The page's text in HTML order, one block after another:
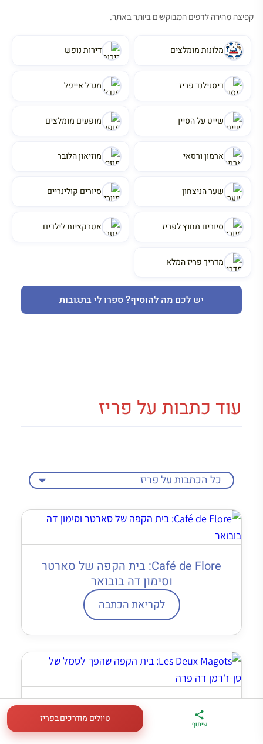
קפיצה מהירה לדפים המבוקשים ביותר באתר.
מלונות מומלצים דירות נופש
דיסנילנד פריז מגדל אייפל
שייט על הסיין מופעים מומלצים
ארמון ורסאי מוזיאון הלובר
שער הניצחון סיורים קולינריים
סיורים מחוץ לפריז אטרקציות לילדים
מדריך פריז המלא
יש לכם מה להוסיף? ספרו לי בתגובות
עוד כתבות על פריז
Café de Flore: בית הקפה של סארטר
וסימון דה בובואר
לקריאת הכתבה
Les Deux Magots: בית הקפה שהפך
לסמל של סן‐ז’רמן דה פרהארגז הכלים שלי
מדריך פריז
במתנה
דברו
איתי בווטסאפ
שיתוף טיולים מודרכים בפריז